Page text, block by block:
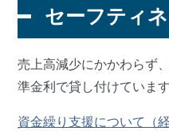
セーフティ
売上高減少にかかわらず
準金利で貸し付けています
資金繰り支援について（